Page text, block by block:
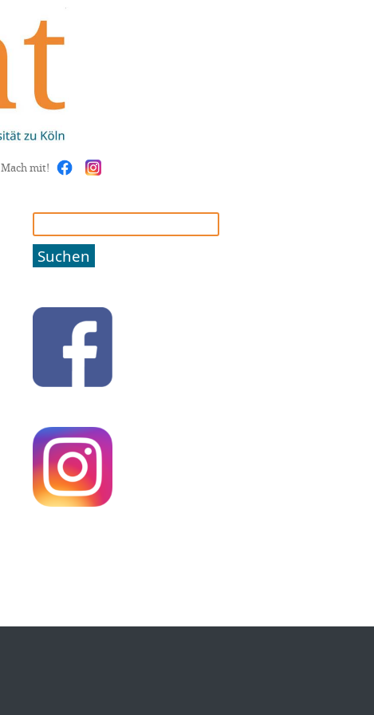
Mach mit!
nach: